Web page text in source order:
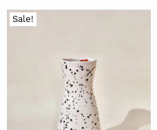
120,00€.102,00€.
Sale!